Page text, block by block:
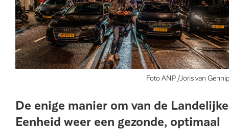
Foto ANP /Joris van
De enige manier om van de Landelijke
Eenheid weer een gezonde, optimaal